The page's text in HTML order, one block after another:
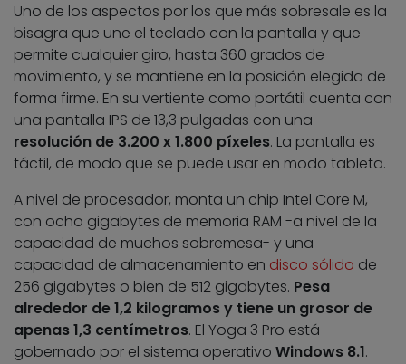
Uno de los aspectos por los que más sobresale es la
bisagra que une el teclado con la pantalla y que
permite cualquier giro, hasta 360 grados de
movimiento, y se mantiene en la posición elegida de
forma firme. En su vertiente como portátil cuenta con
una pantalla IPS de 13,3 pulgadas con una
resolución de 3.200 x 1.800 píxeles. La pantalla es
táctil, de modo que se puede usar en modo tableta.
A nivel de procesador, monta un chip Intel Core M,
con ocho gigabytes de memoria RAM -a nivel de la
capacidad de muchos sobremesa- y una
capacidad de almacenamiento en disco sólido de
256 gigabytes o bien de 512 gigabytes. Pesa
alrededor de 1,2 kilogramos y tiene un grosor de
apenas 1,3 centímetros. El Yoga 3 Pro está
gobernado por el sistema operativo Windows 8.1.